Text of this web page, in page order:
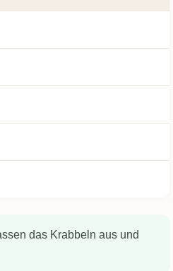
das Krabbeln aus und